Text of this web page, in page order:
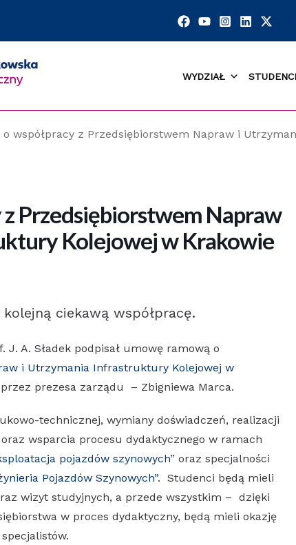
WYDZIAŁ STUDENCI
o współpracy z Przedsiębiorstwem Napraw i
z Przedsiębiorstwem Napraw
Kolejowej w Krakowie
kolejną ciekawą współpracę.
J. A. Sładek podpisał umowę ramową o
i Utrzymania Infrastruktury Kolejowej w
prezesa zarządu – Zbigniewa Marca.
technicznej, wymiany doświadczeń, realizacji
wsparcia procesu dydaktycznego w ramach
pojazdów szynowych” oraz specjalności
Pojazdów Szynowych”. Studenci będą mieli
wizyt studyjnych, a przede wszystkim – dzięki
w proces dydaktyczny, będą mieli okazję